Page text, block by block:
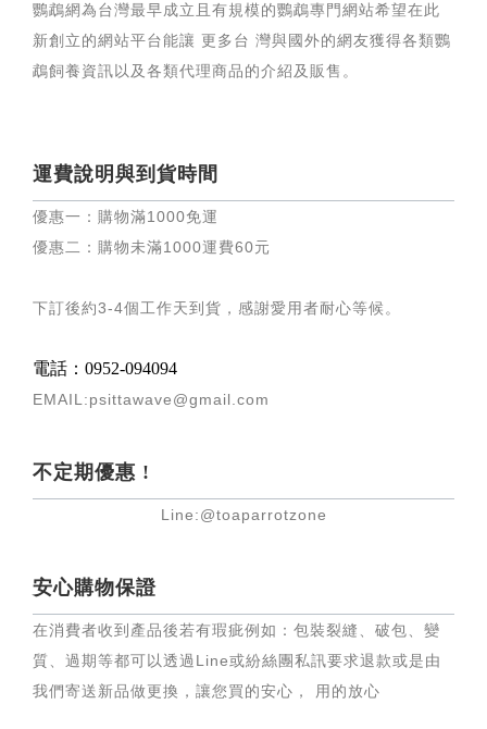
鸚鵡網為台灣最早成立且有規模的鸚鵡專門網站希望在此
新創立的網站平台能讓 更多台 灣與國外的網友獲得各類鸚
鵡飼養資訊以及各類代理商品的介紹及販售。
運費說明與到貨時間
優惠一：購物滿1000免運
優惠二：購物未滿1000運費60元
下訂後約3-4個工作天到貨，感謝愛用者耐心等候 。
電話：0952-094094
EMAIL:psittawave@gmail.com
不定期優惠 !
Line:@toaparrotzone
安心購物保證
在消費者收到產品後若有瑕疵例如：包裝裂縫、破包、變
質、過期等都可以透過Line或紛絲團私訊要求退款或是由
我們寄送新品做更換，讓您買的安心， 用的放心